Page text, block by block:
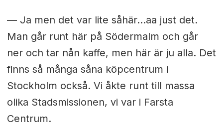
— Ja men det var lite såhär…aa just det.
Man går runt här på Södermalm och går
ner och tar nån kaffe, men här är ju alla. Det
finns så många såna köpcentrum i
Stockholm också. Vi åkte runt till massa
olika Stadsmissionen, vi var i Farsta
Centrum.